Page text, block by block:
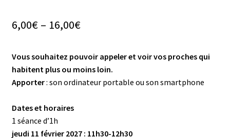
6,00€– 16,00€
Vous souhaitez pouvoir appeler et voir vos proches qui
habitent plus ou moins loin.
Apporter: son ordinateur portable ou son smartphone
Dates et horaires
1 séance d’1h
jeudi 11 février 2027 : 11h30-12h30